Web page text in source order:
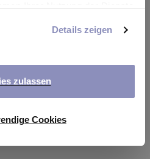
Weitere Details hierzu finden
Details zeigen
zulassen
Cookies